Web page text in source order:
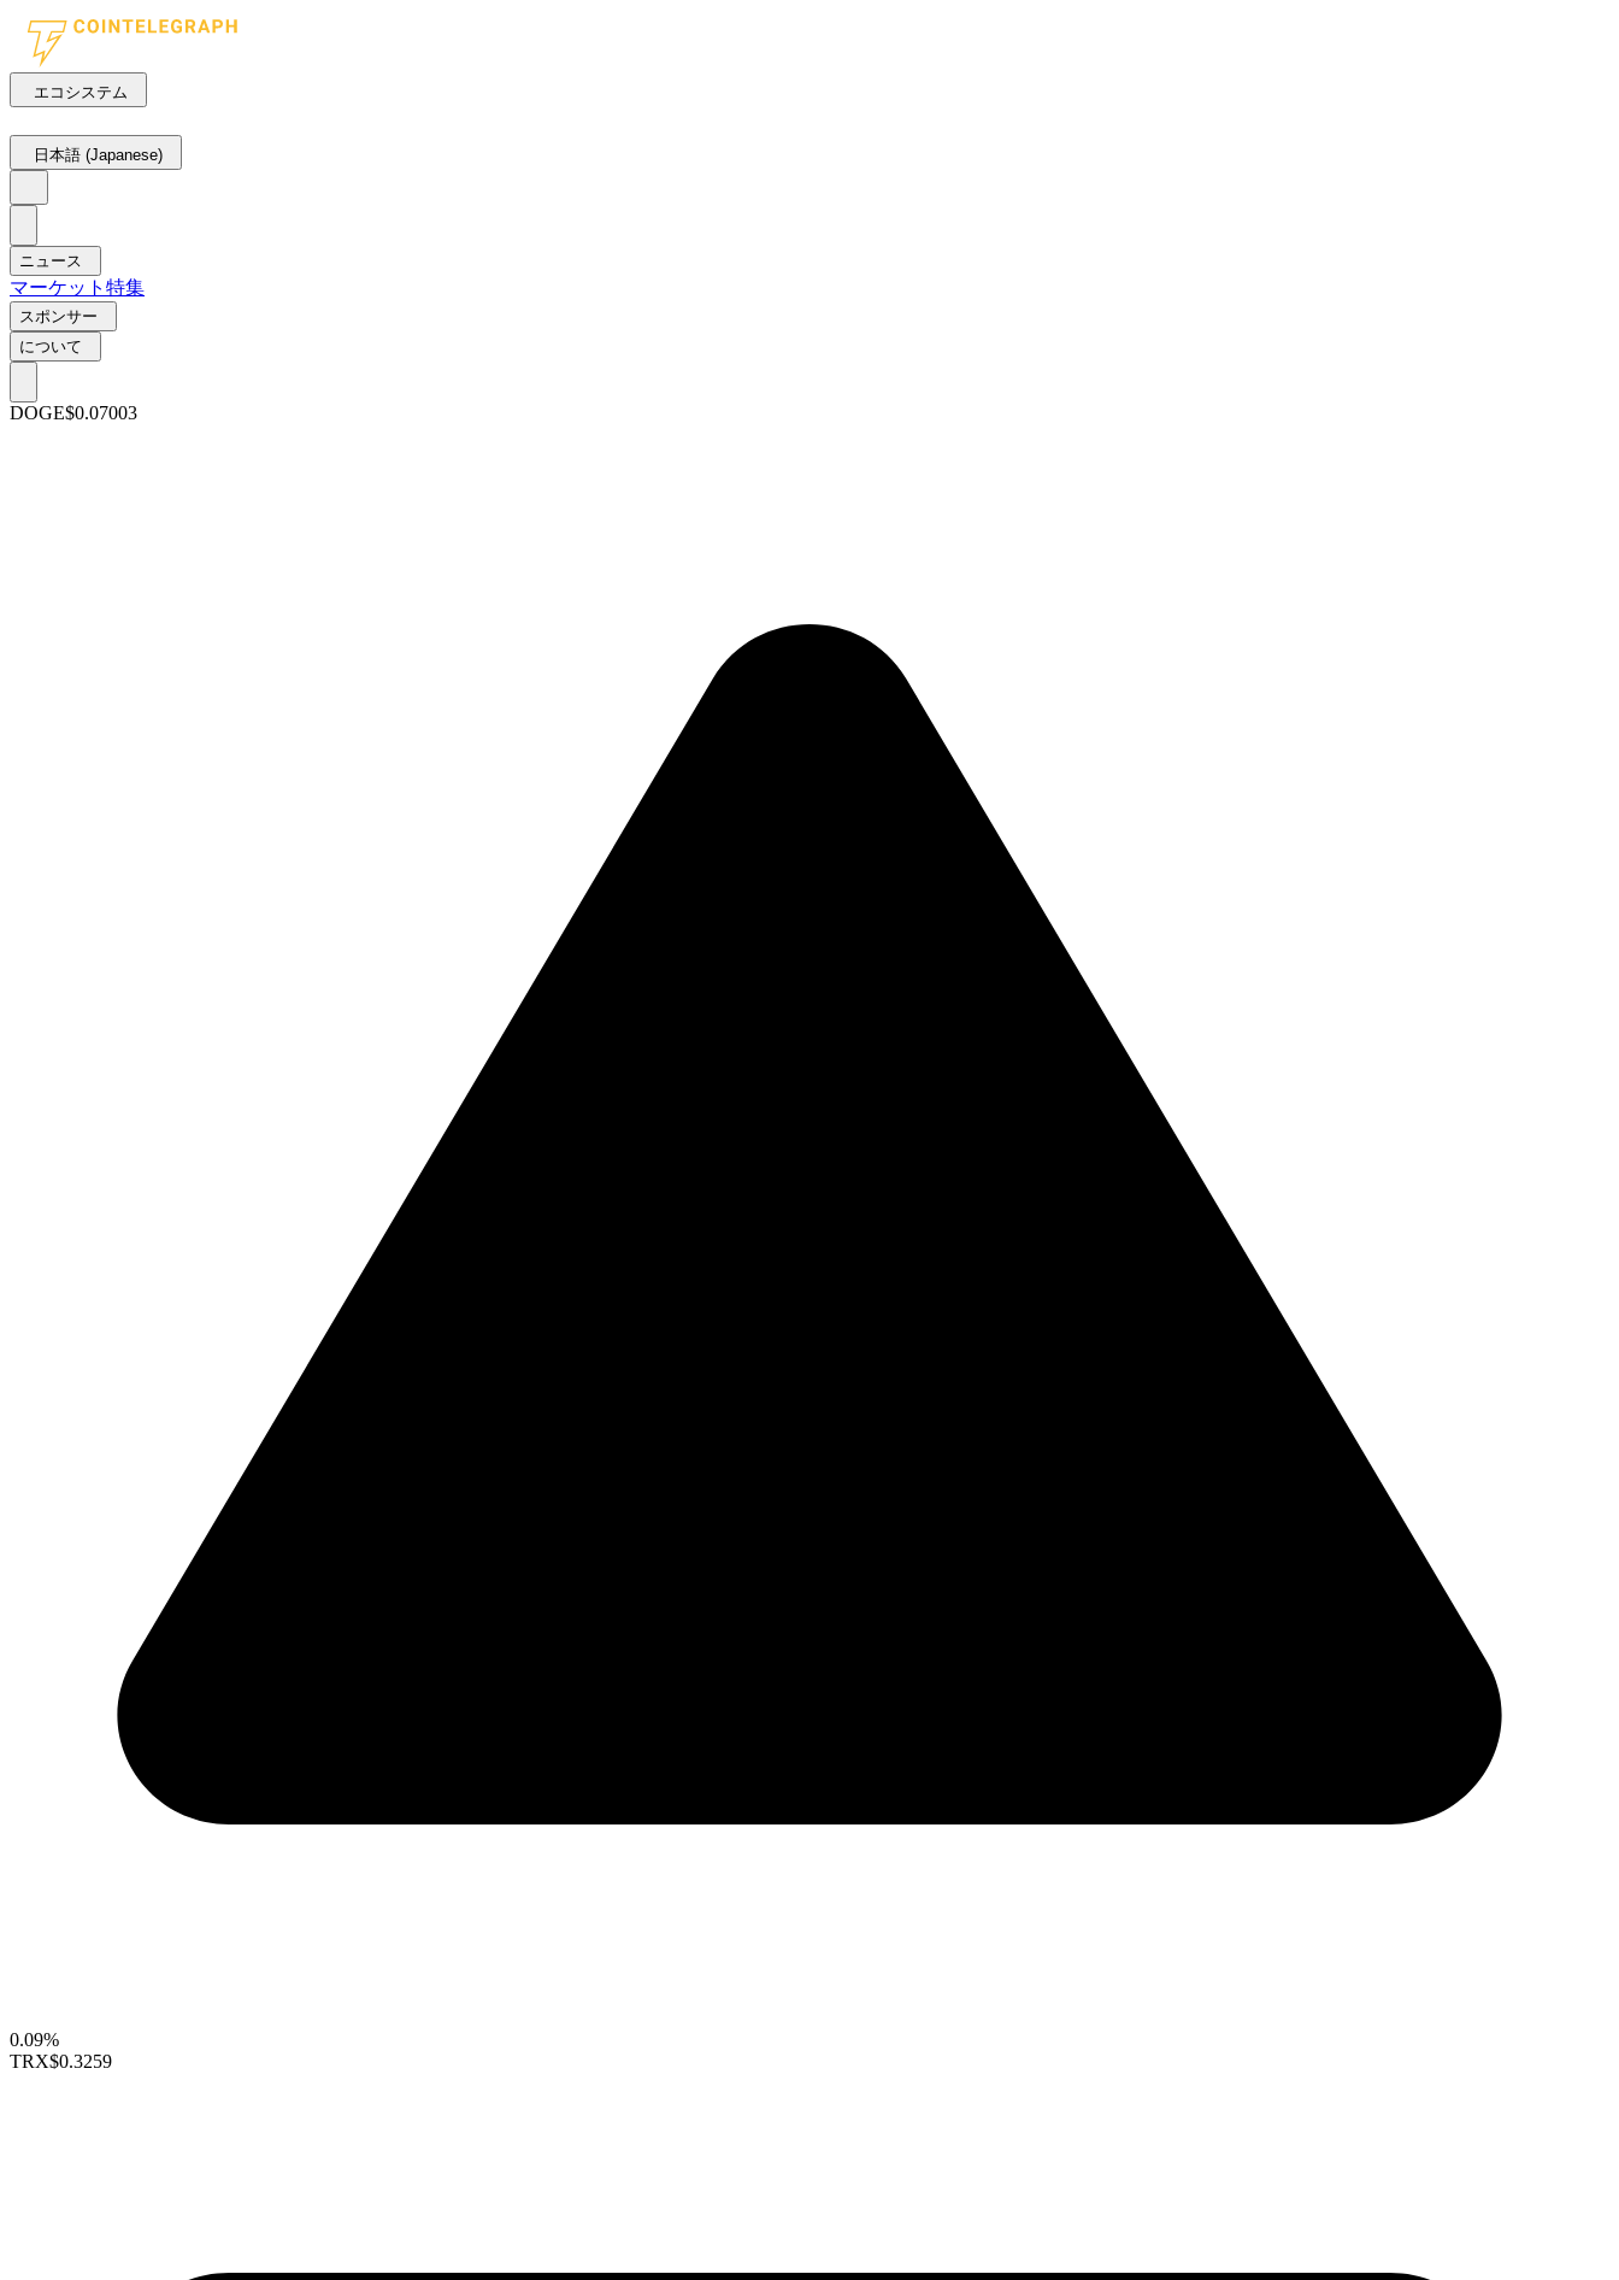
エコシステム
日本語 (Japanese)
ニュース
マーケット 特集
スポンサー
について
DOGE$0.07003
0.09%
TRX$0.3259